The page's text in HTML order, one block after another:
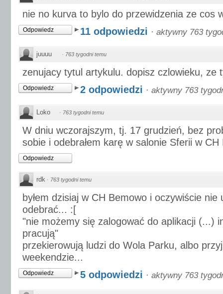
nie no kurva to bylo do przewidzenia ze cos
Odpowiedz 11 odpowiedzi · aktywny 763
juuuu · 763 tygodni temu
zenujacy tytul artykulu. dopisz czlowieku, ze
Odpowiedz 2 odpowiedzi · aktywny 763
Loko · 763 tygodni temu
W dniu wczorajszym, tj. 17 grudzień, bez
sobie i odebrałem karę w salonie Sferii w CH
Odpowiedz
rdk · 763 tygodni temu
byłem dzisiaj w CH Bemowo i oczywiście nie
odebrać... :[
"nie możemy się zalogować do aplikacji (...)
pracują"
przekierowują ludzi do Wola Parku, albo
weekendzie...
Odpowiedz 5 odpowiedzi · aktywny 763